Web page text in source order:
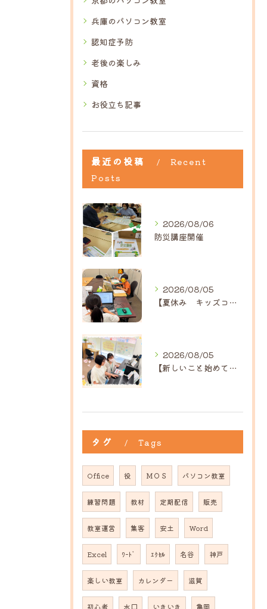
兵庫のパソコン教室
認知症予防
老後の楽しみ
資格
お役立ち記事
最近の投稿
Recent
Posts
2026/08/06
防災講座開催
2026/08/05
【夏休み キッズコース】｜ひだまり近江八幡教室
2026/08/05
【新しいこと始めてみませんか？】ひだまり高島教室
タグ Tags
Office 役 ＭＯＳ パソコン教室
練習問題 教材 定期配信 販売
教室運営 集客 安土 Word
Excel ﾜｰﾄﾞ ｴｸｾﾙ 名谷 神戸
楽しい教室 カレンダー 滋賀
初心者 水口 いきいき 亀岡